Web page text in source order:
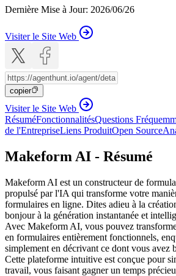
Dernière Mise à Jour: 2026/06/26
Visiter le Site Web
copier
Visiter le Site Web
RésuméFonctionnalitésQuestions
de l'EntrepriseLiens ProduitOpen Source
Makeform AI - Résumé
Makeform AI est un constructeur de
propulsé par l'IA qui transforme votre
formulaires en ligne. Dites adieu à la
bonjour à la génération instantanée et
Avec Makeform AI, vous pouvez
en formulaires entièrement fonctionnels,
simplement en décrivant ce dont vous avez
Cette plateforme intuitive est conçue pour
travail, vous faisant gagner un temps